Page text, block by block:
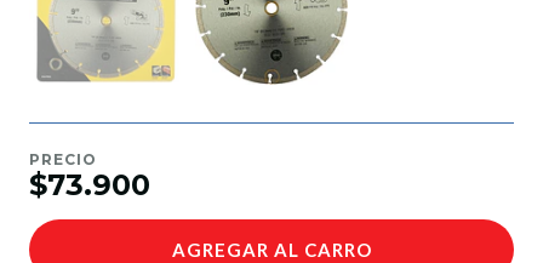
PRECIO
$73.900
AGREGAR AL CARRO